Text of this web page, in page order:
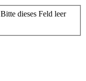
Bitte dieses Feld leer